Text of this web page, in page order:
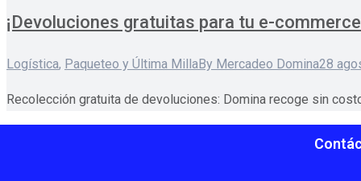
¡Devoluciones gratuitas para tu e-
Logística, Paqueteo y Última MillaBy Mercadeo Domina28
Recolección gratuita de devoluciones: Domina recoge sin